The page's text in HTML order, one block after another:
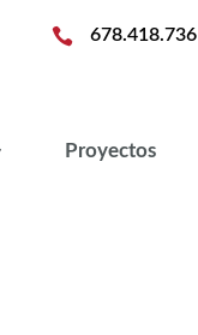
 678.418.736
Proyectos